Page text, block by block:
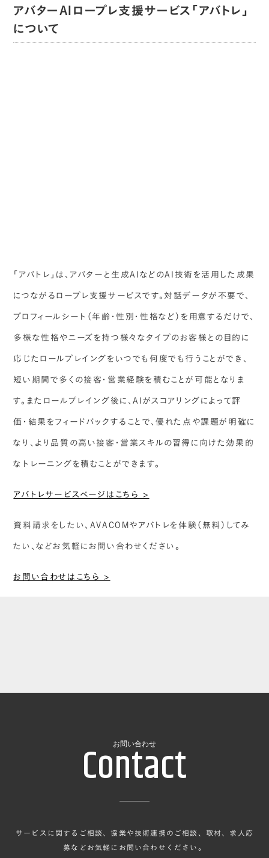
アバターAIロープレ支援サービス「アバトレ」
について
「アバトレ」は、アバターと生成AIなどのAI技術を活用した成果
につながるロープレ支援サービスです。対話データが不要で、
プロフィールシート（年齢・性別・性格など）を用意するだけで、
多様な性格やニーズを持つ様々なタイプのお客様との目的に
応じたロールプレイングをいつでも何度でも行うことができ、
短い期間で多くの接客・営業経験を積むことが可能となりま
す。またロールプレイング後に、AIがスコアリングによって評
価・結果をフィードバックすることで、優れた点や課題が明確に
なり、より品質の高い接客・営業スキルの習得に向けた効果的
なトレーニングを積むことができます。
アバトレサービスページはこちら >
資料請求をしたい、AVACOMやアバトレを体験（無料）してみ
たい、などお気軽にお問い合わせください。
お問い合わせはこちら >
お問い合わせ
Contact
サービスに関するご相談、協業や技術連携のご相談、取材、求人応
募などお気軽にお問い合わせください。